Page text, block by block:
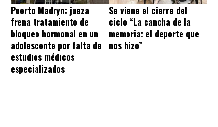
Puerto Madryn: jueza
frena tratamiento de
bloqueo hormonal en un
adolescente por falta de
estudios médicos
especializados
Se viene el cierre del
ciclo “La cancha de la
memoria: el deporte que
nos hizo”